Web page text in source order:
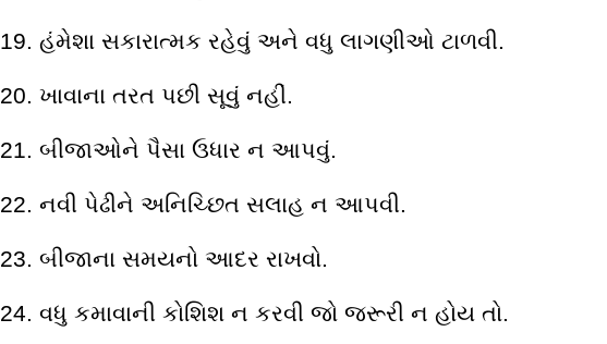
19. હંમેશા સકારાત્મક રહેવું અને વધુ લાગણીઓ ટાળવી.
20. ખાવાના તરત પછી સૂવું નહીં.
21. બીજાઓને પૈસા ઉધાર ન આપવું.
22. નવી પેઢીને અનિચ્છિત સલાહ ન આપવી.
23. બીજાના સમયનો આદર રાખવો.
24. વધુ કમાવાની કોશિશ ન કરવી જો જરૂરી ન હોય તો.